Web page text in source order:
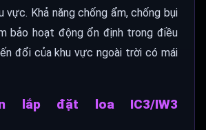
vực. Khả năng chống ẩm, chống bụi
bảo hoạt động ổn định trong điều
đổi của khu vực ngoài trời có mái
lắp đặt loa IC3/IW3